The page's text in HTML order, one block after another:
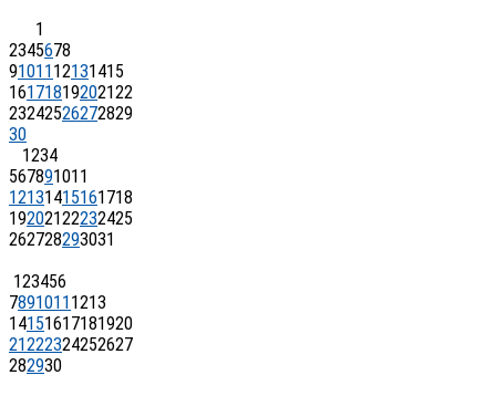
1
2345678
91011 12131415
16171819202122
23242526272829
30
1234
567891011
12131415161718
19202122232425
262728293031
123456
7891011 1213
14151617181920
21222324252627
282930